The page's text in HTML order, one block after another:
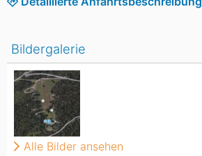
Bildergalerie
Alle Bilder ansehen